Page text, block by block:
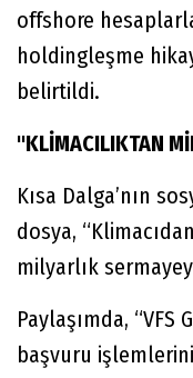
offshore
holdingleşme
belirtildi.
"KLİMACILIKTAN
Kısa Dalga’nın
dosya,
milyarlık
Paylaşımda, “VFS
başvuru